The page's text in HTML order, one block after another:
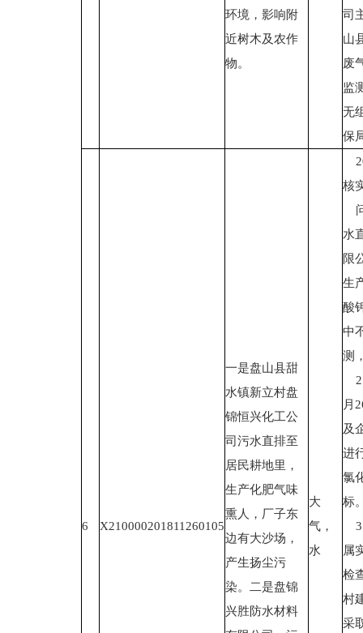
环境，影响附
近树木及农作
物。
司
山
废
监
无
保
6 X210000201811260105
一是盘山县甜
水镇新立村盘
锦恒兴化工公
司污水直排至
居民耕地里，
生产化肥气味
熏人，厂子东
边有大沙场，
产生扬尘污
染。二是盘锦
兴胜防水材料
大
气，
水
核
水
限
生
酸
中
测
2
月
及
进
氯
标
3
属
检
村
采